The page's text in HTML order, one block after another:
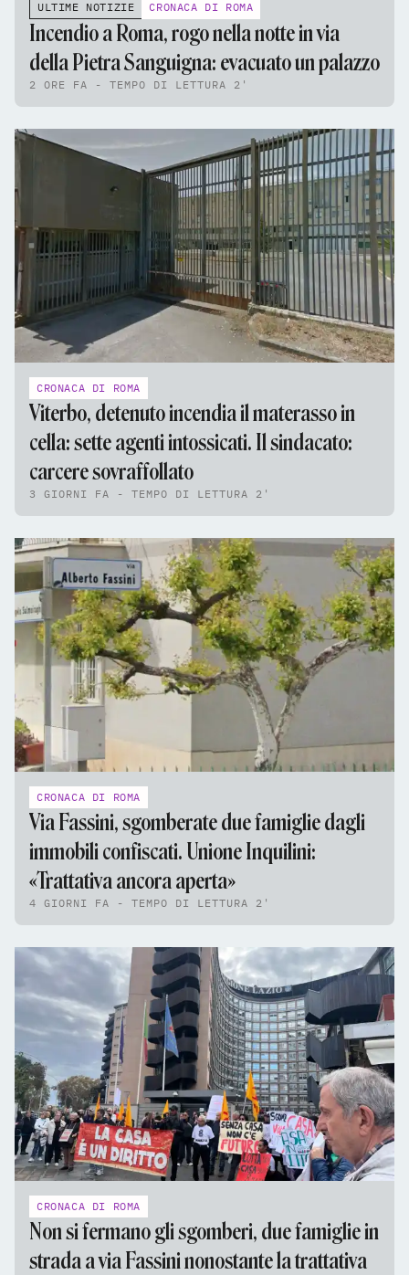
ULTIME NOTIZIE CRONACA DI ROMA
Incendio a Roma, rogo nella notte in via
della Pietra Sanguigna: evacuato un palazzo
2 ORE FA - TEMPO DI LETTURA 2'
CRONACA DI ROMA
Viterbo, detenuto incendia il materasso in
cella: sette agenti intossicati. Il sindacato:
carcere sovraffollato
3 GIORNI FA - TEMPO DI LETTURA 2'
CRONACA DI ROMA
Via Fassini, sgomberate due famiglie dagli
immobili confiscati. Unione Inquilini:
«Trattativa ancora aperta»
4 GIORNI FA - TEMPO DI LETTURA 2'
CRONACA DI ROMA
Non si fermano gli sgomberi, due famiglie in
strada a via Fassini nonostante la trattativa